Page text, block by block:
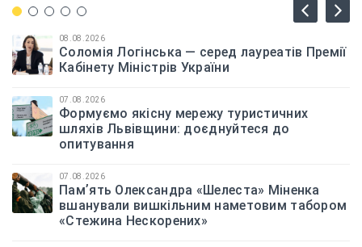
08.08.2026
Соломія Логінська — серед лауреатів Премії
Кабінету Міністрів України
07.08.2026
Формуємо якісну мережу туристичних
шляхів Львівщини: доєднуйтеся до
опитування
07.08.2026
Памʼять Олександра «Шелеста» Міненка
вшанували вишкільним наметовим табором
«Стежина Нескорених»